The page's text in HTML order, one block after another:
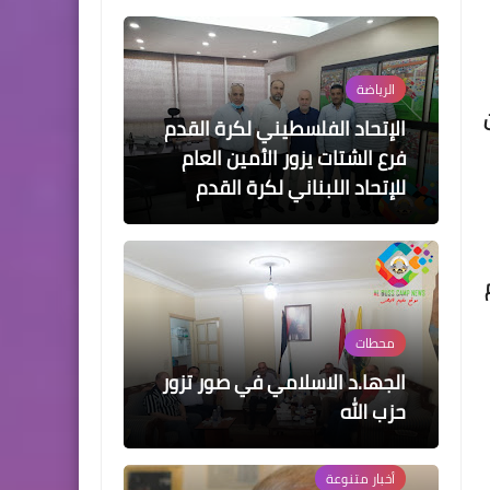
الرياضة
الإتحاد الفلسطيني لكرة القدم
فرع الشتات يزور الأمين العام
للإتحاد اللبناني لكرة القدم
محطات
الجها.د الاسلامي في صور تزور
حزب الله
أخبار ‏متنوعة